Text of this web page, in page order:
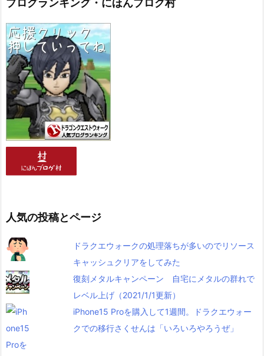
人気の投稿とページ
ドラクエウォークの処理落ちが多いのでリソース
キャッシュクリアをしてみた
復刻メタルキャンペーン 自宅にメタルの群れで
レベル上げ（2021/1/1更新）
iPhone15 Proを購入して1週間。ドラクエウォー
クでの移行さくせんは「いろいろやろうぜ」